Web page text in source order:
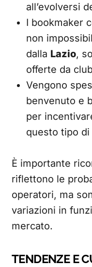
all’evolversi
I bookmaker
non
dalla Lazio,
offerte da
Vengono
benvenuto e
per
questo tipo
È importante
riflettono le
operatori, ma
variazioni in
mercato.
TENDENZE E